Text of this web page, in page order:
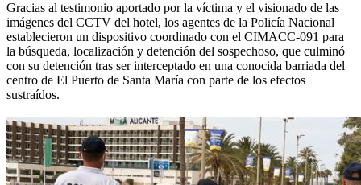
Gracias al testimonio aportado por la víctima y el visionado de las
imágenes del CCTV del hotel, los agentes de la Policía Nacional
establecieron un dispositivo coordinado con el CIMACC-091 para
la búsqueda, localización y detención del sospechoso, que culminó
con su detención tras ser interceptado en una conocida barriada del
centro de El Puerto de Santa María con parte de los efectos
sustraídos.